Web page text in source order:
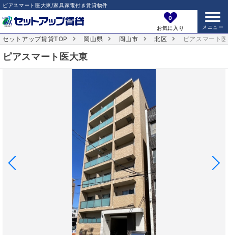
ピアスマート医大東/家具家電付き賃貸物件
0
お気に入り
セットアップ賃貸TOP 岡山県 岡山市 北区 ピアスマート
ピアスマート医大東